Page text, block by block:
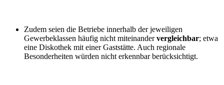
Zudem seien die Betriebe innerhalb der jeweiligen
Gewerbeklassen häufig nicht miteinandervergleichbar; etwa
eine Diskothek mit einer Gaststätte. Auch regionale
Besonderheiten würden nicht erkennbar berücksichtigt.